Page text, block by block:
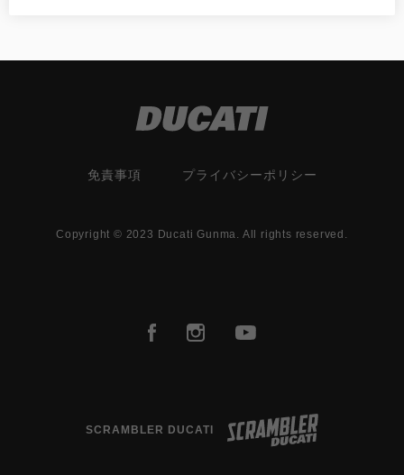
免責事項 プライバシーポリシー
Copyright © 2023 Ducati Gunma. All rights reserved.
SCRAMBLER DUCATI